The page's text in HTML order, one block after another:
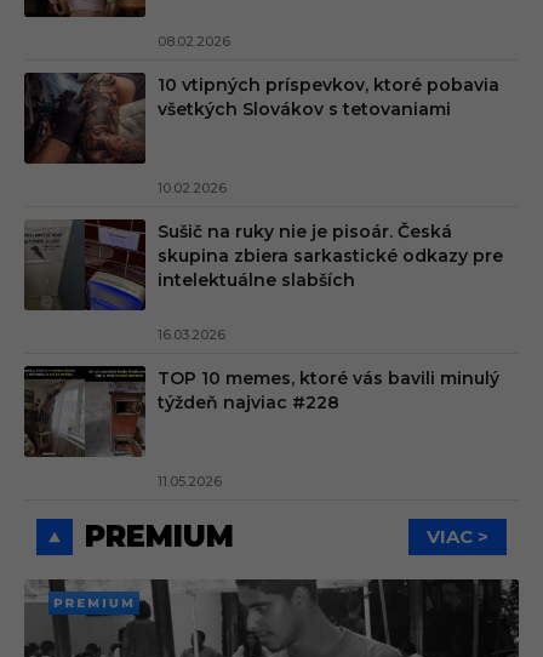
08.02.2026
10 vtipných príspevkov, ktoré pobavia
všetkých Slovákov s tetovaniami
10.02.2026
Sušič na ruky nie je pisoár. Česká
skupina zbiera sarkastické odkazy pre
intelektuálne slabších
16.03.2026
TOP 10 memes, ktoré vás bavili minulý
týždeň najviac #228
11.05.2026
PREMIUM VIAC >
PREMI
UM